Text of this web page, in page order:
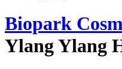
Biopark
Ylang Ylang